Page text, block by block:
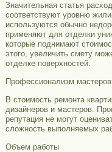
Значительная статья
соответствуют уровню
используются обычно
применяют для отделки
которые поднимают
этого, увеличить смету
отделке поверхностей.
Профессионализм мастеров
В стоимость ремонта
дизайнеров и мастеров.
репутация не могут
сложность выполняемых
Объем работы